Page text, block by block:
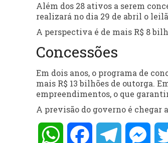
Além dos 28 ativos a serem
realizará no dia 29 de abril o
A perspectiva é de mais R$ 8
Concessões
Em dois anos, o programa de
mais R$ 13 bilhões de outorga.
empreendimentos, o que
A previsão do governo é chegar
WhatsAppFacebookTelegram